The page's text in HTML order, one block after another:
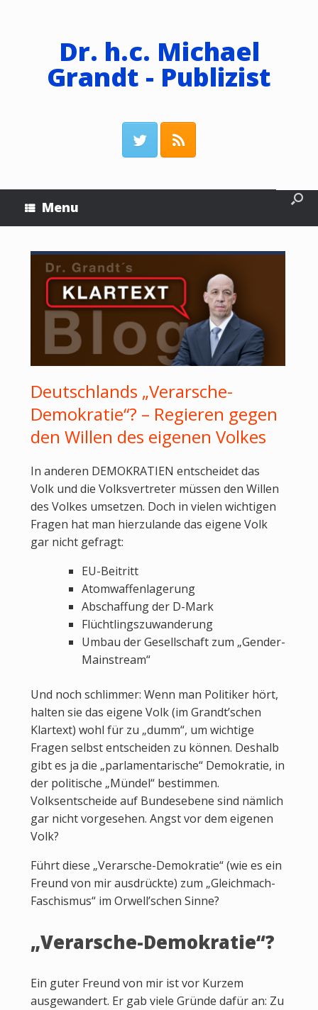
Dr. h.c. Michael
Grandt - Publizist
Menu
Deutschlands „Verarsche-
Demokratie“? – Regieren gegen
den Willen des eigenen Volkes
In anderen DEMOKRATIEN entscheidet das
Volk und die Volksvertreter müssen den Willen
des Volkes umsetzen. Doch in vielen wichtigen
Fragen hat man hierzulande das eigene Volk
gar nicht gefragt:
EU-Beitritt
Atomwaffenlagerung
Abschaffung der D-Mark
Flüchtlingszuwanderung
Umbau der Gesellschaft zum „Gender-
Mainstream“
Und noch schlimmer: Wenn man Politiker hört,
halten sie das eigene Volk (im Grandt’schen
Klartext) wohl für zu „dumm“, um wichtige
Fragen selbst entscheiden zu können. Deshalb
gibt es ja die „parlamentarische“ Demokratie, in
der politische „Mündel“ bestimmen.
Volksentscheide auf Bundesebene sind nämlich
gar nicht vorgesehen. Angst vor dem eigenen
Volk?
Führt diese „Verarsche-Demokratie“ (wie es ein
Freund von mir ausdrückte) zum „Gleichmach-
Faschismus“ im Orwell’schen Sinne?
„Verarsche-Demokratie“?
Ein guter Freund von mir ist vor Kurzem
ausgewandert. Er gab viele Gründe dafür an: Zu